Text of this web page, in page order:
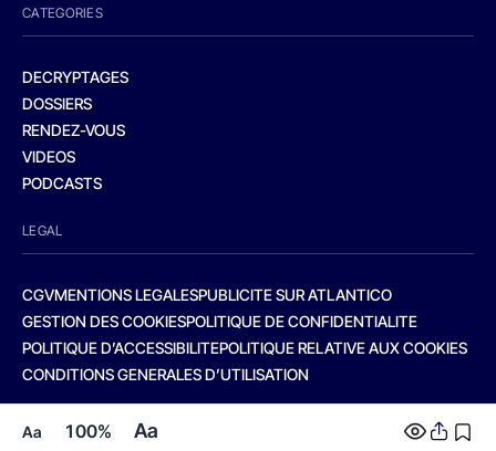
Aa 100% Aa
CATEGORIES
DECRYPTAGES
DOSSIERS
RENDEZ-VOUS
VIDEOS
PODCASTS
LEGAL
CGVMENTIONS LEGALESPUBLICITE SUR ATLANTICO
GESTION DES COOKIESPOLITIQUE DE CONFIDENTIALITE
POLITIQUE D’ACCESSIBILITEPOLITIQUE RELATIVE AUX COOKIES
CONDITIONS GENERALES D’UTILISATION